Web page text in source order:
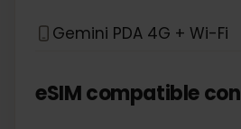
Gemini PDA 4G + Wi-Fi
eSIM compatible con